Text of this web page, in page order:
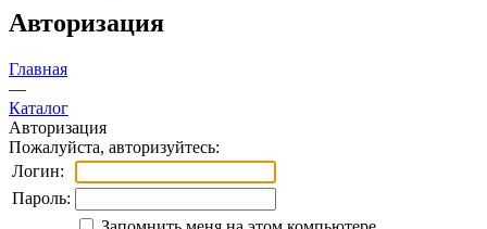
Авторизация
Главная
—
Каталог
Авторизация
Пожалуйста, авторизуйтесь:
Логин:
Пароль: